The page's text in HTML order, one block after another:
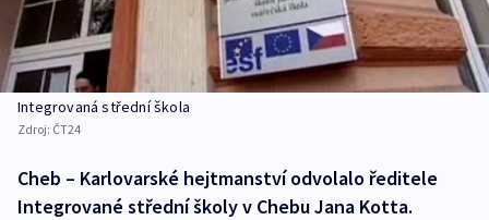
Integrovaná střední škola
Zdroj: ČT24
Cheb – Karlovarské hejtmanství odvolalo ředitele
Integrované střední školy v Chebu Jana Kotta.